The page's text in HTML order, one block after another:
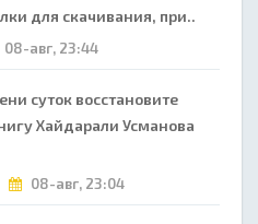
для скачивания, при..
08-авг, 23:44
суток восстановите
Хайдарали Усманова
08-авг, 23:04